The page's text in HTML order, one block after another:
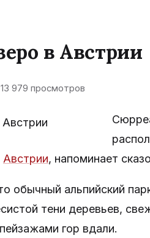
в Австрии
13 979 просмотров
Австрии, напоминает
обычный альпийский
тени деревьев,
гор вдали.